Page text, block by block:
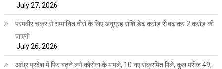
July 27, 2026
परमवीर चक्र से सम्मानित वीरों के लिए अनुग्रह राशि डेढ़ करोड़ से बढ़ाकर 2 करोड़ की
जाएगी
July 26, 2026
आंध्र प्रदेश में फिर बढ़ने लगे कोरोना के मामले, 10 नए संक्रमित मिले, कुल मरीज 49,